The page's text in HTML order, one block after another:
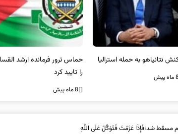
ترور فرمانده ارشد القسام
کرد
عراقچی: صلح و ثبات
تنها از مسیر همگرایی منطقه‌ای
محقق می‌شود
8 ماه پیش
مسقط شد؛فَإِذَا عَزَمْتَ فَتَوَکَّلْ عَلَی اللَّهِ